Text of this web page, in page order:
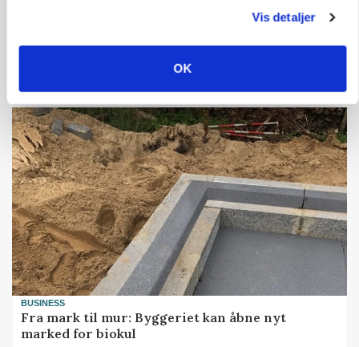
Vis detaljer
OK
BUSINESS
Fra mark til mur: Byggeriet kan åbne nyt
marked for biokul